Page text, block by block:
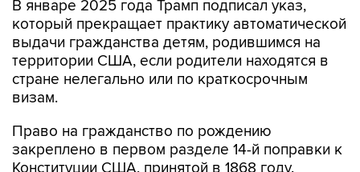
В январе 2025 года Трамп подписал указ,
который прекращает практику автоматической
выдачи гражданства детям, родившимся на
территории США, если родители находятся в
стране нелегально или по краткосрочным
визам.
Право на гражданство по рождению
закреплено в первом разделе 14-й поправки к